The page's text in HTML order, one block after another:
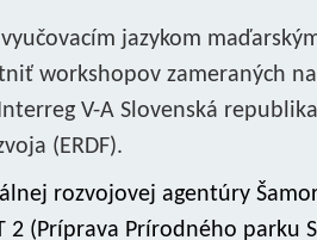
jazykom
workshopov zameraných
V-A Slovenská
(ERDF).
rozvojovej agentúry
2 (Príprava Prírodného parku